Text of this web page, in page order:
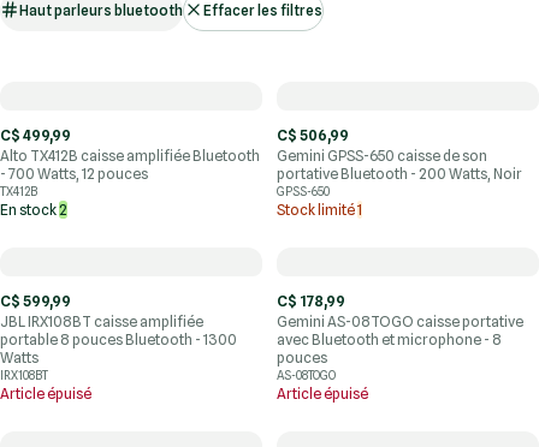
Haut parleurs bluetooth Effacer les filtres
C$ 499,99
Alto TX412B caisse amplifiée Bluetooth
- 700 Watts, 12 pouces
TX412B
En stock2
C$ 506,99
Gemini GPSS-650 caisse de son
portative Bluetooth - 200 Watts, Noir
GPSS-650
Stock limité1
C$ 599,99
JBL IRX108BT caisse amplifiée
portable 8 pouces Bluetooth - 1300
Watts
IRX108BT
Article épuisé
C$ 178,99
Gemini AS-08TOGO caisse portative
avec Bluetooth et microphone - 8
pouces
AS-08TOGO
Article épuisé